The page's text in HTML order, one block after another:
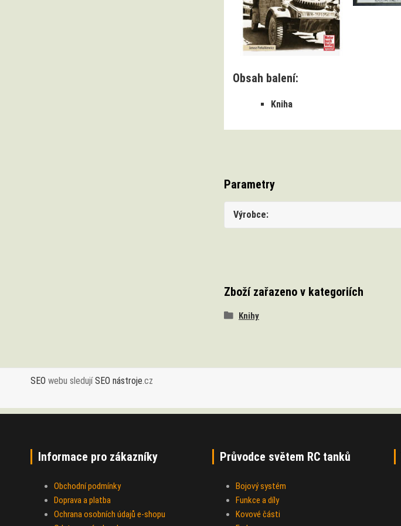
Obsah balení:
Kniha
Parametry
Výrobce
Zboží zařazeno v kategoriích
Knihy
SEO webu sledujíSEO nástroje.cz
Informace pro zákazníky
Obchodní podmínky
Doprava a platba
Ochrana osobních údajů e-shopu
Průvodce světem RC tanků
Bojový systém
Funkce a díly
Kovové části